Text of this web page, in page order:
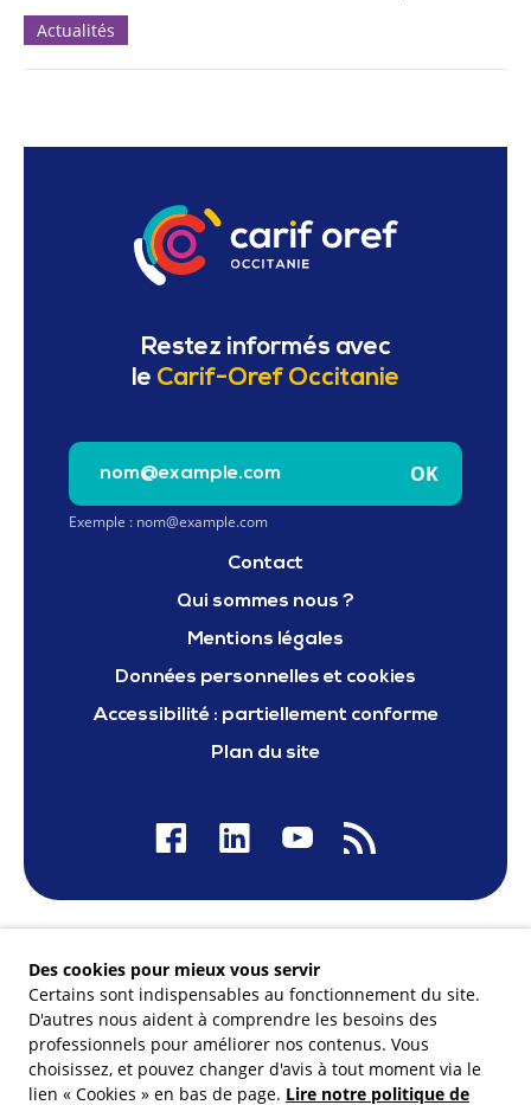
Actualités
Restez informés avec
le Carif-Oref Occitanie
Saisissez votre e-mail pour vous inscrire à la
Exemple : nom@example.com
OK
Contact
Qui sommes nous ?
Mentions légales
Données personnelles et cookies
Accessibilité : partiellement conforme
Plan du site
Membre du
Des cookies pour mieux vous servir
Certains sont indispensables au fonctionnement du site.
D'autres nous aident à comprendre les besoins des
professionnels pour améliorer nos contenus. Vous
choisissez, et pouvez changer d'avis à tout moment via le
lien « Cookies » en bas de page. Lire notre politique de